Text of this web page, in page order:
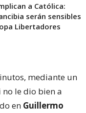
a Católica:
serán sensibles
Libertadores
mediante un
le dio bien a
en Guillermo